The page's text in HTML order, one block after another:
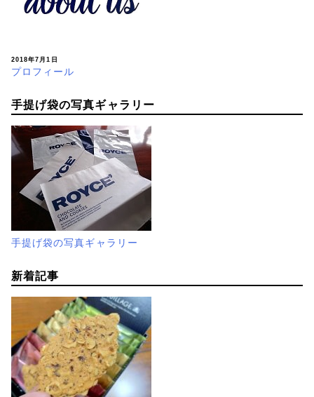
2018年7月1日
プロフィール
手提げ袋の写真ギャラリー
手提げ袋の写真ギャラリー
新着記事